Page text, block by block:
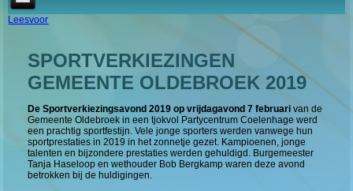
Leesvoor
SPORTVERKIEZINGEN
GEMEENTE OLDEBROEK 2019
De Sportverkiezingsavond 2019 op vrijdagavond 7 februari van de
Gemeente Oldebroek in een tjokvol Partycentrum Coelenhage werd
een prachtig sportfestijn. Vele jonge sporters werden vanwege hun
sportprestaties in 2019 in het zonnetje gezet. Kampioenen, jonge
talenten en bijzondere prestaties werden gehuldigd. Burgemeester
Tanja Haseloop en wethouder Bob Bergkamp waren deze avond
betrokken bij de huldigingen.